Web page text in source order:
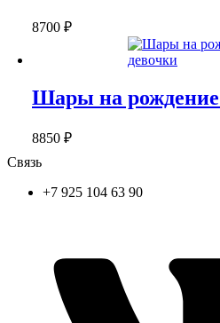
8700 ₽
Шары на рождение
8850 ₽
Связь
+7 925 104 63 90